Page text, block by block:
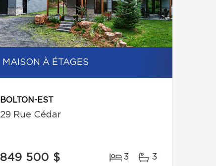
MAISON À ÉTAGES
BOLTON-EST
29 Rue Cédar
849 500 $ 3 3